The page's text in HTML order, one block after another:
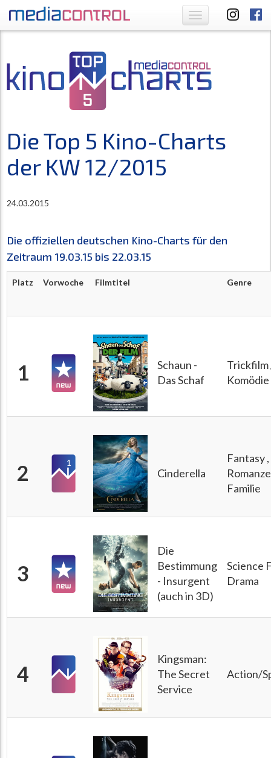
Toggle
navigation
Die Top 5 Kino-Charts
der KW 12/2015
24.03.2015
Die offiziellen deutschen Kino-Charts für den
Zeitraum 19.03.15 bis 22.03.15
Platz Vorwoche Filmtitel Genre
1
Schaun -
Das Schaf
Trickfilm
Komödie
2 1
Cinderella
Fantasy ,
Familie
3
Die
Bestimmung
- Insurgent
(auch in 3D)
Science
Drama
4
Kingsman:
The Secret
Service
Action/